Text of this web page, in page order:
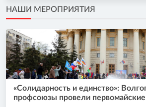
НАШИ МЕРОПРИЯТИЯ
«Солидарность и единство»:
профсоюзы провели